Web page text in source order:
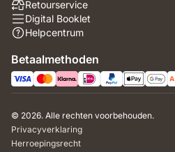
Retourservice
Digital Booklet
Helpcentrum
Betaalmethoden
© 2026. Alle rechten voorbehouden.
Privacyverklaring
Herroepingsrecht